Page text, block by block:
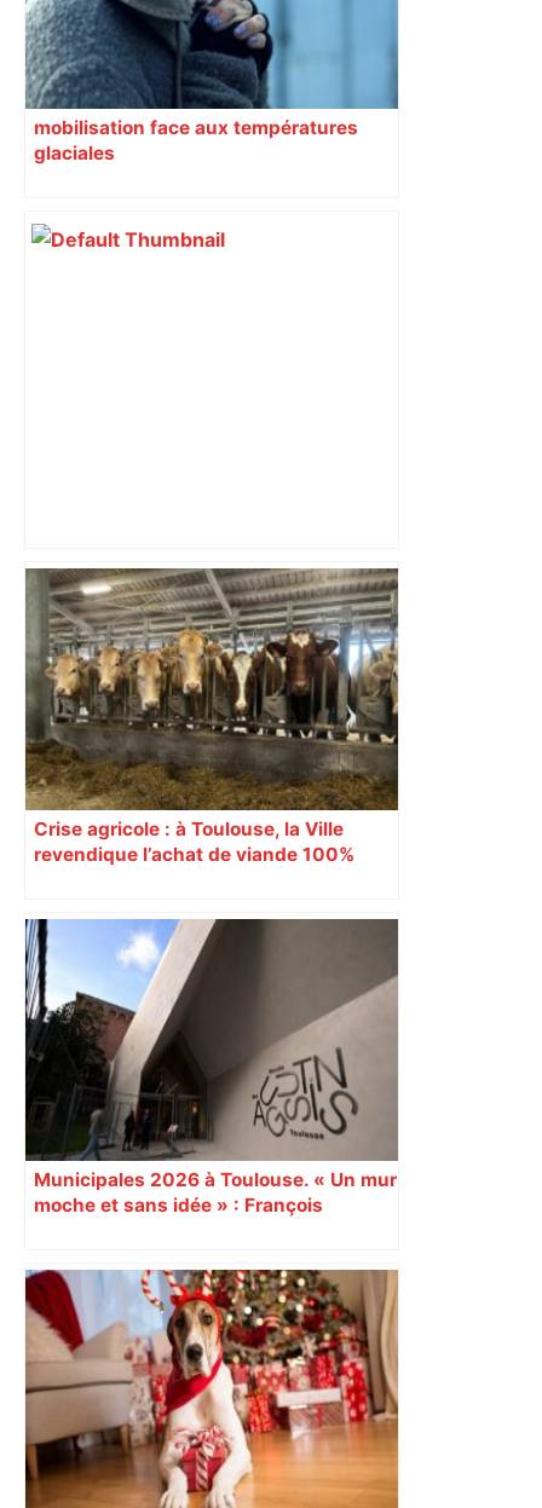
mobilisation face aux températures
glaciales
Top 14: comment Perpignan a une
nouvelle fois fait tomber Toulouse? –
RMC Sport
Crise agricole : à Toulouse, la Ville
revendique l’achat de viande 100%
Municipales 2026 à Toulouse. « Un mur
moche et sans idée » : François
Augustins